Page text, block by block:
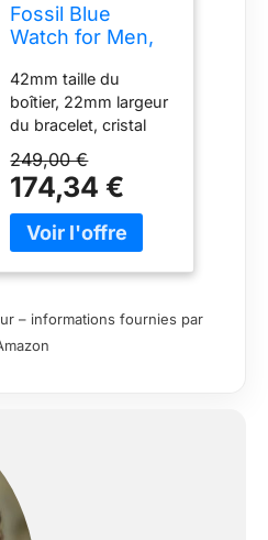
Fossil Blue
Watch for Men,
with Stainless
Steel Or Leather
Strap, Marron
foncé
42mm taille du
boîtier, 22mm largeur
du bracelet, cristal
chronographe à
quartz, importé Boîte
ronde en acier
inoxydable avec
Résistant à l'eau
portable tout en
249,00 €
174,34 €
– informations fournies par